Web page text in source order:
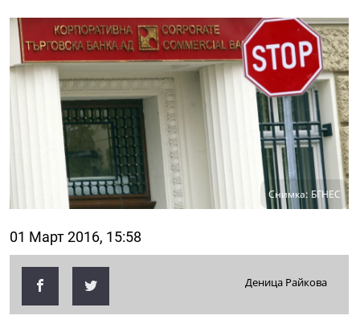
Снимка: БГНЕС
01 Март 2016, 15:58
Деница Райкова